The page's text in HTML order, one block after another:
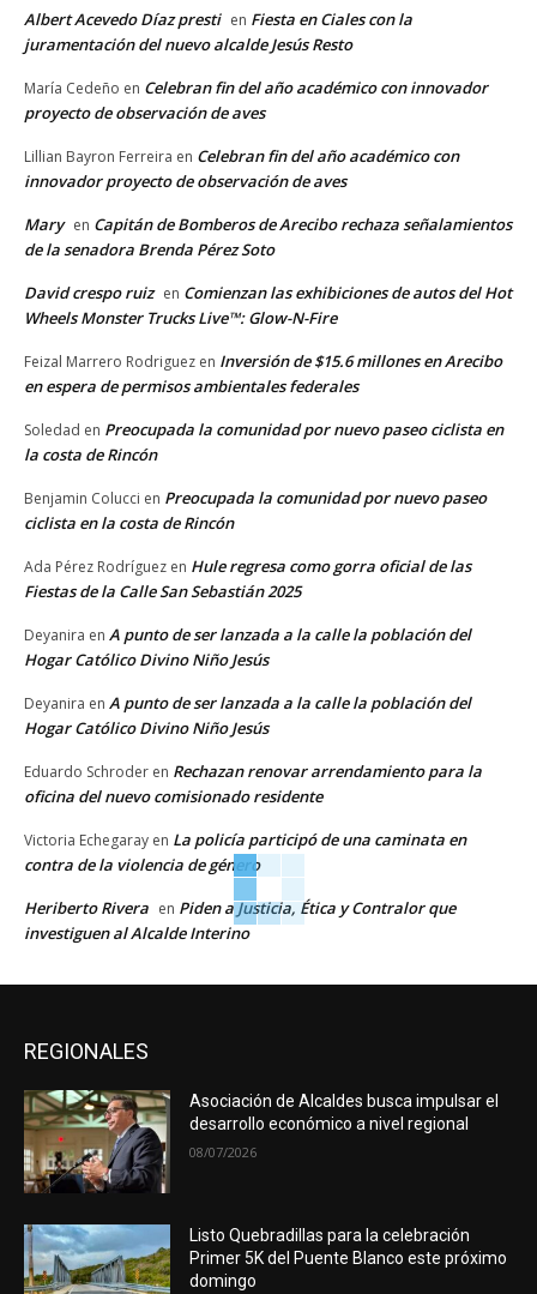
Albert Acevedo Díaz presti en Fiesta en Ciales con la
juramentación del nuevo alcalde Jesús Resto
María Cedeño en Celebran fin del año académico con innovador
proyecto de observación de aves
Lillian Bayron Ferreira en Celebran fin del año académico con
innovador proyecto de observación de aves
Mary en Capitán de Bomberos de Arecibo rechaza señalamientos
de la senadora Brenda Pérez Soto
David crespo ruiz en Comienzan las exhibiciones de autos del Hot
Wheels Monster Trucks Live™: Glow-N-Fire
Feizal Marrero Rodriguez en Inversión de $15.6 millones en Arecibo
en espera de permisos ambientales federales
Soledad en Preocupada la comunidad por nuevo paseo ciclista en
la costa de Rincón
Benjamin Colucci en Preocupada la comunidad por nuevo paseo
ciclista en la costa de Rincón
Ada Pérez Rodríguez en Hule regresa como gorra oficial de las
Fiestas de la Calle San Sebastián 2025
Deyanira en A punto de ser lanzada a la calle la población del
Hogar Católico Divino Niño Jesús
Deyanira en A punto de ser lanzada a la calle la población del
Hogar Católico Divino Niño Jesús
Eduardo Schroder en Rechazan renovar arrendamiento para la
oficina del nuevo comisionado residente
Victoria Echegaray en La policía participó de una caminata en
contra de la violencia de género
Heriberto Rivera en Piden a Justicia, Ética y Contralor que
investiguen al Alcalde Interino
REGIONALES
Asociación de Alcaldes busca impulsar el
desarrollo económico a nivel regional
08/07/2026
Listo Quebradillas para la celebración
Primer 5K del Puente Blanco este próximo
domingo